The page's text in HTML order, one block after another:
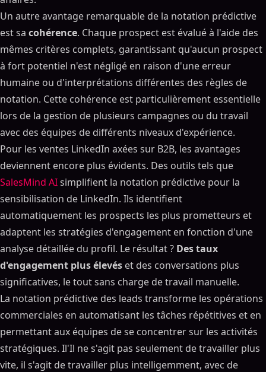
Un autre avantage remarquable de la notation prédictive
est sa cohérence. Chaque prospect est évalué à l'aide des
mêmes critères complets, garantissant qu'aucun prospect
à fort potentiel n'est négligé en raison d'une erreur
humaine ou d'interprétations différentes des règles de
notation. Cette cohérence est particulièrement essentielle
lors de la gestion de plusieurs campagnes ou du travail
avec des équipes de différents niveaux d'expérience.
Pour les ventes LinkedIn axées sur B2B, les avantages
deviennent encore plus évidents. Des outils tels que
SalesMind AIsimplifient la notation prédictive pour la
sensibilisation de LinkedIn. Ils identifient
automatiquement les prospects les plus prometteurs et
adaptent les stratégies d'engagement en fonction d'une
analyse détaillée du profil. Le résultat ? Des taux
d'engagement plus élevés et des conversations plus
significatives, le tout sans charge de travail manuelle.
La notation prédictive des leads transforme les opérations
commerciales en automatisant les tâches répétitives et en
permettant aux équipes de se concentrer sur les activités
stratégiques. Il'Il ne s'agit pas seulement de travailler plus
vite, il s'agit de travailler plus intelligemment, avec de